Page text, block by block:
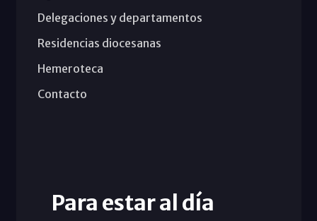
Delegaciones y departamentos
Residencias diocesanas
Hemeroteca
Contacto
Para estar al día